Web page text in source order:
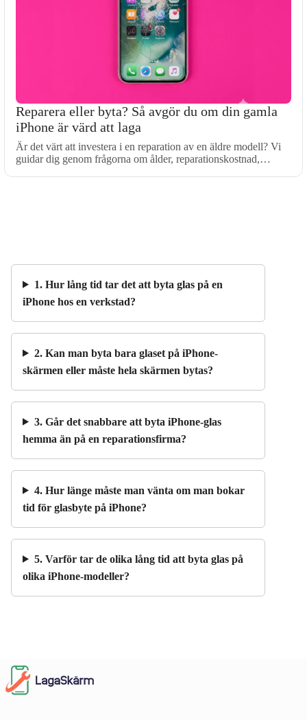
Reparera eller byta? Så avgör du om din gamla
iPhone är värd att laga
Är det värt att investera i en reparation av en äldre modell? Vi
guidar dig genom frågorna om ålder, reparationskostnad,…
1. Hur lång tid tar det att byta glas på en
iPhone hos en verkstad?
2. Kan man byta bara glaset på iPhone-
skärmen eller måste hela skärmen bytas?
3. Går det snabbare att byta iPhone-glas
hemma än på en reparationsfirma?
4. Hur länge måste man vänta om man bokar
tid för glasbyte på iPhone?
5. Varför tar de olika lång tid att byta glas på
olika iPhone-modeller?